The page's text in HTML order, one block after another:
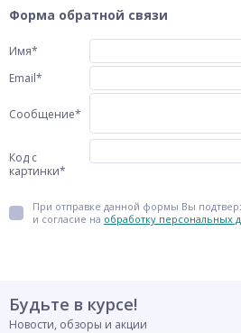
Форма обратной связи
Имя*
Email*
Сообщение*
Код с
картинки*
При отправке данной формы Вы
и согласие на обработку персональных
Будьте в курсе!
Новости, обзоры и акции